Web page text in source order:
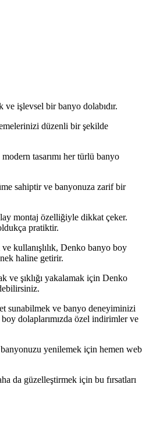
ve işlevsel bir banyo dolabıdır.
düzenli bir şekilde
tasarımı her türlü banyo
sahiptir ve banyonuza zarif bir
montaj özelliğiyle dikkat çeker.
pratiktir.
kullanışlılık, Denko banyo boy
haline getirir.
ve şıklığı yakalamak için Denko
sunabilmek ve banyo deneyiminizi
dolaplarımızda özel indirimler ve
banyonuzu yenilemek için hemen web
da güzelleştirmek için bu fırsatları